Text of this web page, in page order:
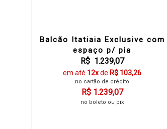
Balcão Itatiaia Exclusive com
espaço p/ pia
R$ 1.239,07
em até 12xde R$ 103,26
no cartão de crédito
R$ 1.239,07
no boleto ou pix